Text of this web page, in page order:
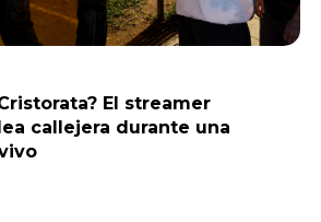
El streamer
callejera durante una